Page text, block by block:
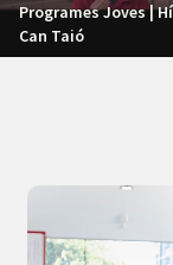
Programes Joves |
Can Taió